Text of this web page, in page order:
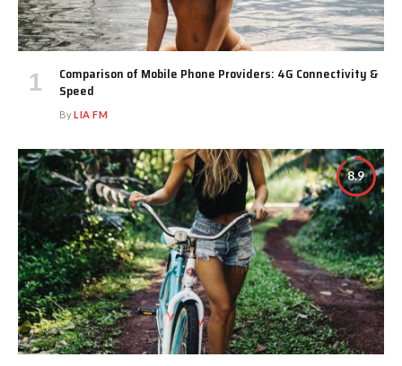
Comparison of Mobile Phone Providers: 4G Connectivity &
Speed
ByLIA FM
8.9